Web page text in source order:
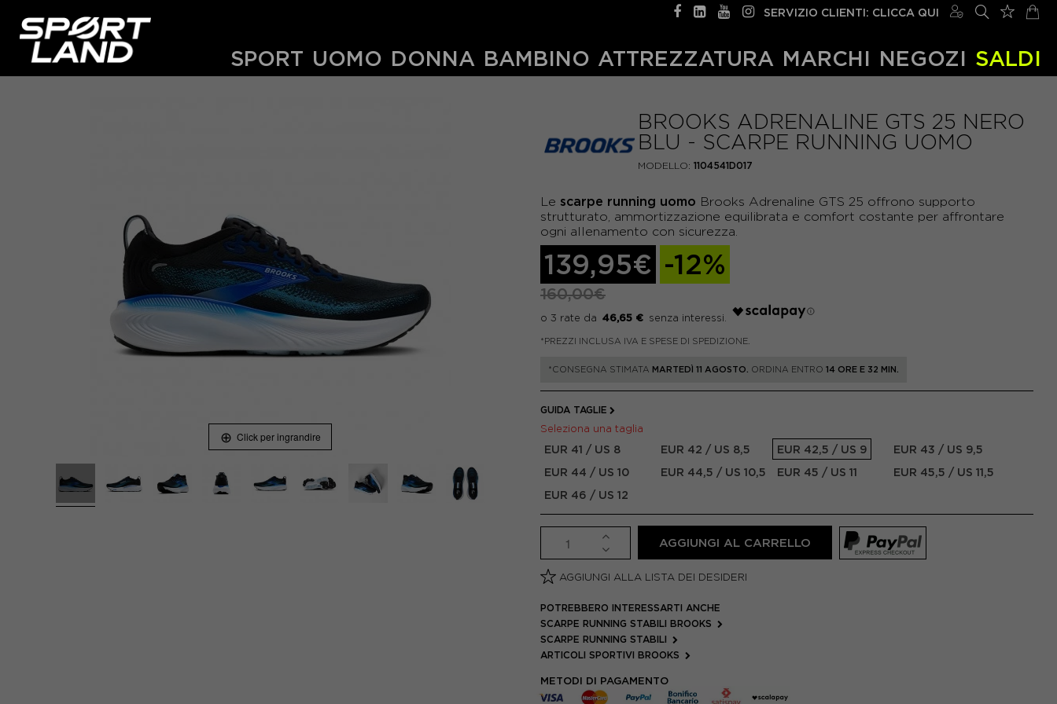
SERVIZIO CLIENTI: CLICCA QUI
SPORT UOMO DONNA BAMBINO ATTREZZATURA MARCHI NEGOZI SALDI
Click per ingrandire
BROOKS ADRENALINE GTS 25 NERO
BLU - SCARPE RUNNING UOMO
MODELLO: 1104541D017
Le scarpe running uomo Brooks Adrenaline GTS 25 offrono supporto
strutturato, ammortizzazione equilibrata e comfort costante per affrontare
ogni allenamento con sicurezza.
139,95€ -12%
160,00€
46,65 €
*PREZZI INCLUSA IVA E SPESE DI SPEDIZIONE.
*CONSEGNA STIMATA MARTEDÌ 11 AGOSTO. ORDINA ENTRO 14 ORE E 32 MIN.
GUIDA TAGLIE
Seleziona una taglia
EUR 41 / US 8 EUR 42 / US 8,5 EUR 42,5 / US 9
EUR 43 / US 9,5
EUR 44 / US 10
EUR 44,5 / US 10,5 EUR 45 / US 11
EUR 45,5 / US 11,5
EUR 46 / US 12
AGGIUNGI AL CARRELLO
AGGIUNGI ALLA LISTA DEI DESIDERI
POTREBBERO INTERESSARTI ANCHE
SCARPE RUNNING STABILI BROOKS
SCARPE RUNNING STABILI
ARTICOLI SPORTIVI BROOKS
METODI DI PAGAMENTO